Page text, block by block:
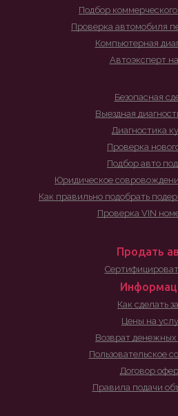
Подбор
Проверка автомобиля
Компьютерная
Автоэксперт
Безопасная
Выездная
Диагностика
Проверка
Подбор авто
Юридическое
Как правильно подобрать
Проверка VIN
Продать
Как сделать
Цены на
Возврат денежных
Пользовательское
Договор
Правила подачи